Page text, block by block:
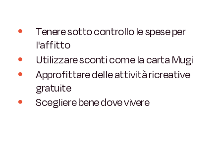
Tenere sotto controllo le spese per
l'affitto
Utilizzare sconti come la carta Mugi
Approfittare delle attività ricreative
gratuite
Scegliere bene dove vivere